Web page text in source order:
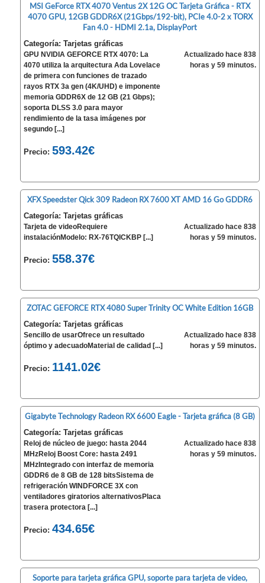
MSI GeForce RTX 4070 Ventus 2X 12G OC Tarjeta Gráfica - RTX
4070 GPU, 12GB GDDR6X (21Gbps/192-bit), PCIe 4.0-2 x TORX
Fan 4.0 - HDMI 2.1a, DisplayPort
Categoría: Tarjetas gráficas
GPU NVIDIA GEFORCE RTX 4070: La
4070 utiliza la arquitectura Ada Lovelace
de primera con funciones de trazado
rayos RTX 3a gen (4K/UHD) e imponente
memoria GDDR6X de 12 GB (21 Gbps);
soporta DLSS 3.0 para mayor
rendimiento de la tasa imágenes por
segundo [...]
Precio:593.42€
Actualizado hace 838
horas y 59 minutos.
XFX Speedster Qick 309 Radeon RX 7600 XT AMD 16 Go GDDR6
Categoría: Tarjetas gráficas
Tarjeta de videoRequiere
instalaciónModelo: RX-76TQICKBP [...]
Precio:558.37€
Actualizado hace 838
horas y 59 minutos.
ZOTAC GEFORCE RTX 4080 Super Trinity OC White Edition 16GB
Categoría: Tarjetas gráficas
Sencillo de usarOfrece un resultado
óptimo y adecuadoMaterial de calidad [...]
Precio: 1141.02€
Actualizado hace 838
horas y 59 minutos.
Gigabyte Technology Radeon RX 6600 Eagle - Tarjeta gráfica (8 GB)
Categoría: Tarjetas gráficas
Reloj de núcleo de juego: hasta 2044
MHzReloj Boost Core: hasta 2491
MHzIntegrado con interfaz de memoria
GDDR6 de 8 GB de 128 bitsSistema de
refrigeración WINDFORCE 3X con
ventiladores giratorios alternativosPlaca
trasera protectora [...]
Precio:434.65€
Actualizado hace 838
horas y 59 minutos.
Soporte para tarjeta gráfica GPU, soporte para tarjeta de video,